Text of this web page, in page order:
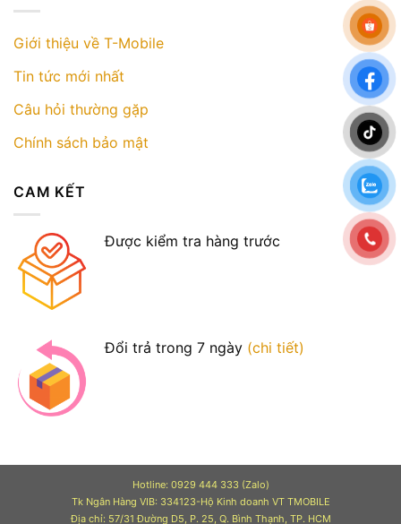
Giới thiệu về T-Mobile
Tin tức mới nhất
Câu hỏi thường gặp
Chính sách bảo mật
CAM KẾT
Được kiểm tra hàng trước
Đổi trả trong 7 ngày (chi tiết)
Hotline: 0929 444 333 (Zalo)
Tk Ngân Hàng VIB: 334123-Hộ Kinh doanh VT TMOBILE
Địa chỉ: 57/31 Đường D5, P. 25, Q. Bình Thạnh, TP. HCM